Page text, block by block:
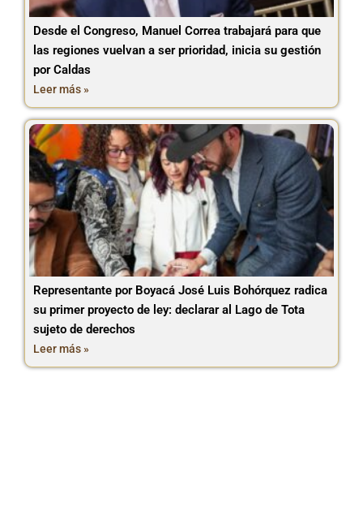
Desde el Congreso, Manuel Correa trabajará para que
las regiones vuelvan a ser prioridad, inicia su gestión
por Caldas
Leer más »
Representante por Boyacá José Luis Bohórquez radica
su primer proyecto de ley: declarar al Lago de Tota
sujeto de derechos
Leer más »